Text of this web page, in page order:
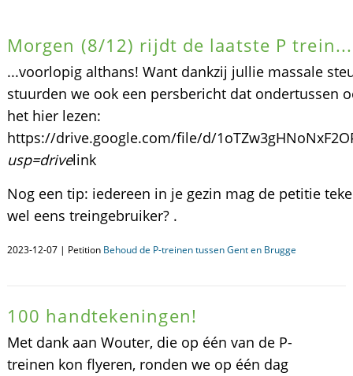
Morgen (8/12) rijdt de laatste P trein...
...voorlopig althans! Want dankzij jullie massale
stuurden we ook een persbericht dat ondertussen
het hier lezen:
https://drive.google.com/file/d/
usp=drivelink
Nog een tip: iedereen in je gezin mag de petitie
wel eens treingebruiker? .
2023-12-07 | Petition Behoud de P-treinen tussen Gent en Brugge
100 handtekeningen!
Met dank aan Wouter, die op één van de P-
treinen kon flyeren, ronden we op één dag